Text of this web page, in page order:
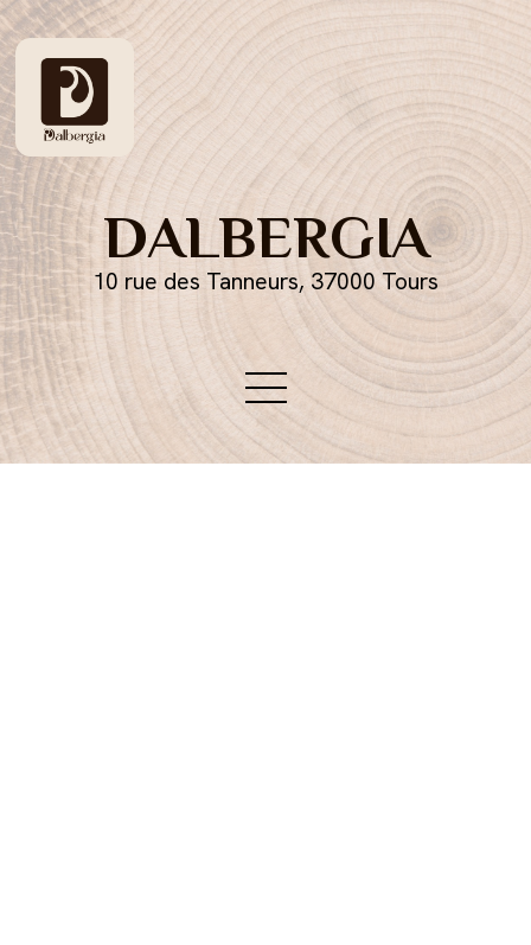
DALBERGIA
10 rue des Tanneurs, 37000 Tours